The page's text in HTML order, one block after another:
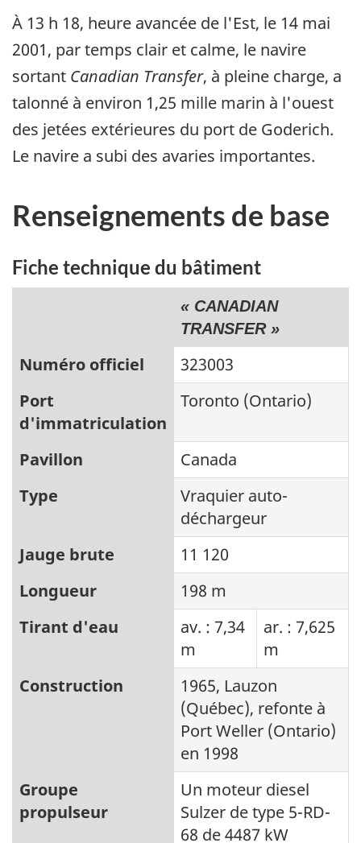
À 13 h 18, heure avancée de l'Est, le 14 mai
2001, par temps clair et calme, le navire
sortant Canadian Transfer, à pleine charge, a
talonné à environ 1,25 mille marin à l'ouest
des jetées extérieures du port de Goderich.
Le navire a subi des avaries importantes.
Renseignements de base
Fiche technique du bâtiment
« CANADIAN
TRANSFER »
Numéro officiel
323003
Port
d'immatriculation
Toronto (Ontario)
Pavillon
Canada
Type
Vraquier auto-
déchargeur
Jauge brute
11 120
Longueur
198 m
Tirant d'eau
av. : 7,34
m
ar. : 7,625
m
Construction
1965, Lauzon
(Québec), refonte à
Port Weller (Ontario)
en 1998
Groupe
propulseur
Un moteur diesel
Sulzer de type 5-RD-
68 de 4487 kW